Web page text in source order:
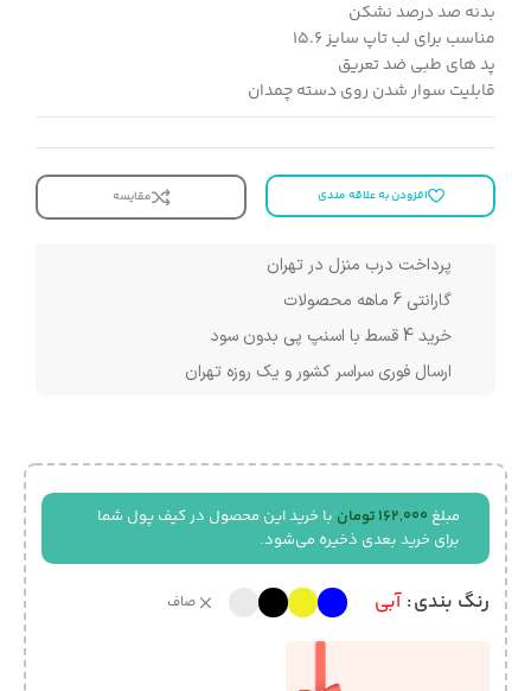
بدنه صد درصد نشکن
مناسب برای لب تاپ سایز ۱۵.۶
پد های طبی ضد تعریق
قابلیت سوار شدن روی دسته چمدان
افزودن به علاقه مندی مقایسه
پرداخت درب منزل در تهران
گارانتی 6 ماهه محصولات
خرید 4 قسط با اسنپ پی بدون سود
ارسال فوری سراسر کشور و یک روزه تهران
مبلغ 162,000 تومان با خرید این محصول در کیف پول شما
برای خرید بعدی ذخیره می‌شود.
رنگ بندی آبی صاف